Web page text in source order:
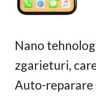
Nano
zgarieturi,
Auto-